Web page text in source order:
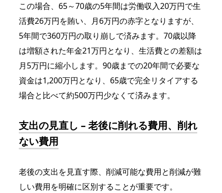
この場合、65～70歳の5年間は労働収入20万円で生
活費26万円を賄い、月6万円の赤字となりますが、
5年間で360万円の取り崩しで済みます。70歳以降
は増額された年金21万円となり、生活費との差額は
月5万円に縮小します。90歳までの20年間で必要な
資金は1,200万円となり、65歳で完全リタイアする
場合と比べて約500万円少なくて済みます。
支出の見直し – 老後に削れる費用、削れ
ない費用
老後の支出を見直す際、削減可能な費用と削減が難
しい費用を明確に区別することが重要です。